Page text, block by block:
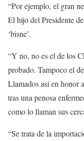
“Por ejemplo, el gran
El hijo del Presidente
‘bisne’.
“Y no, no es el de los
probado. Tampoco el
Llamados así en honor
tras una penosa
como lo llaman sus
“Se trata de la